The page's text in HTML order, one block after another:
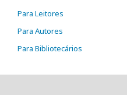
Para Leitores
Para Autores
Para Bibliotecários